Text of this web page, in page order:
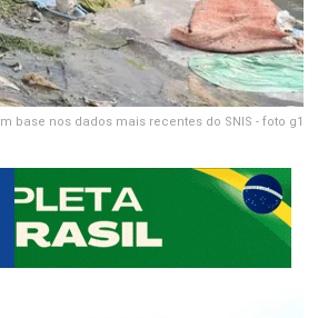
base nos dados mais recentes do SNIS - foto g1